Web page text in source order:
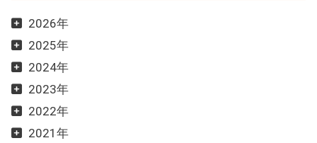
2026年
2025年
2024年
2023年
2022年
2021年